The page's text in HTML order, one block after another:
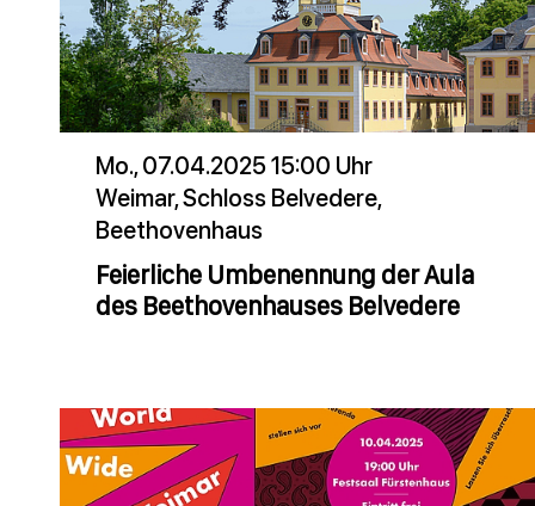
Mo., 07.04.2025 15:00 Uhr
Weimar, Schloss Belvedere,
Beethovenhaus
Feierliche Umbenennung der Aula
des Beethovenhauses Belvedere